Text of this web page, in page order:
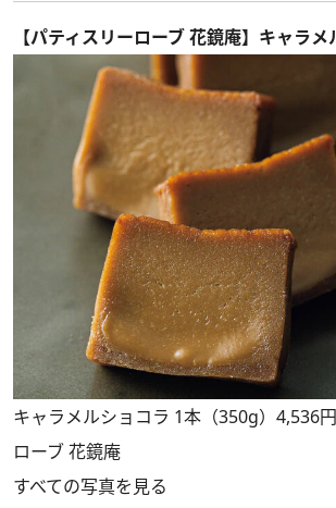
【パティスリーローブ 花鏡庵】キャラ
キャラメルショコラ 1本（350g）4,536
ローブ 花鏡庵
すべての写真を見る